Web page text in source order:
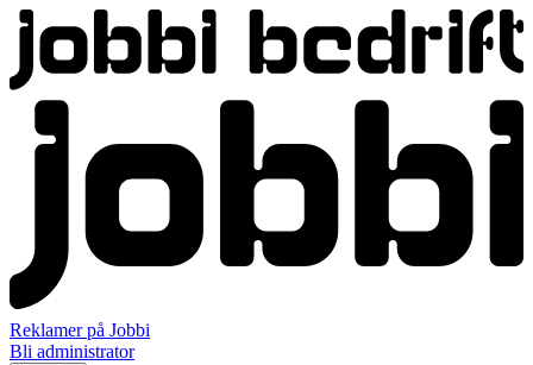
Reklamer på Jobbi
Bli administrator